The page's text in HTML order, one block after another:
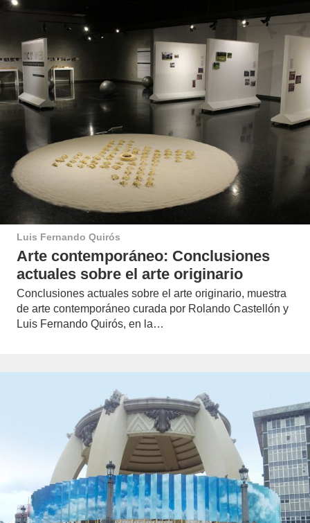
Luis Fernando Quirós
Arte contemporáneo: Conclusiones
actuales sobre el arte originario
Conclusiones actuales sobre el arte originario, muestra
de arte contemporáneo curada por Rolando Castellón y
Luis Fernando Quirós, en la…